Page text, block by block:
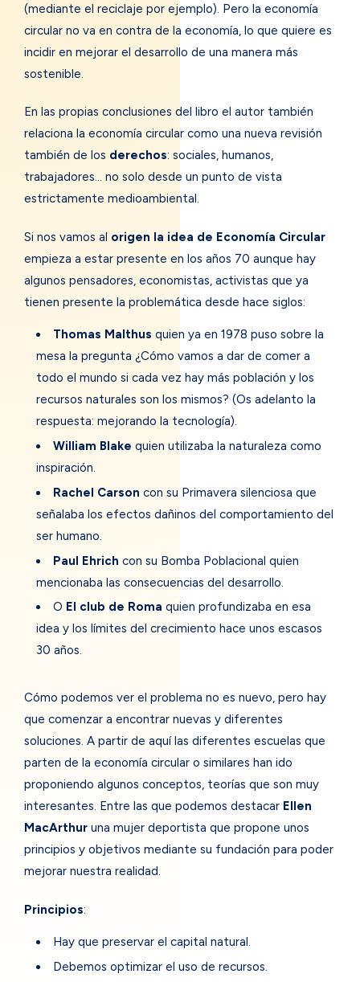
(mediante el reciclaje por ejemplo). Pero la economía
circular no va en contra de la economía, lo que quiere es
incidir en mejorar el desarrollo de una manera más
sostenible.
En las propias conclusiones del libro el autor también
relaciona la economía circular como una nueva revisión
también de los derechos: sociales, humanos,
trabajadores… no solo desde un punto de vista
estrictamente medioambiental.
Si nos vamos al origen la idea de Economía Circular
empieza a estar presente en los años 70 aunque hay
algunos pensadores, economistas, activistas que ya
tienen presente la problemática desde hace siglos:
Thomas Malthus quien ya en 1978 puso sobre la
mesa la pregunta ¿Cómo vamos a dar de comer a
todo el mundo si cada vez hay más población y los
recursos naturales son los mismos? (Os adelanto la
respuesta: mejorando la tecnología).
William Blake quien utilizaba la naturaleza como
inspiración.
Rachel Carson con su Primavera silenciosa que
señalaba los efectos dañinos del comportamiento del
ser humano.
Paul Ehrich con su Bomba Poblacional quien
mencionaba las consecuencias del desarrollo.
O El club de Roma quien profundizaba en esa
idea y los límites del crecimiento hace unos escasos
30 años.
Cómo podemos ver el problema no es nuevo, pero hay
que comenzar a encontrar nuevas y diferentes
soluciones. A partir de aquí las diferentes escuelas que
parten de la economía circular o similares han ido
proponiendo algunos conceptos, teorías que son muy
interesantes. Entre las que podemos destacar Ellen
MacArthur una mujer deportista que propone unos
principios y objetivos mediante su fundación para poder
mejorar nuestra realidad.
Principios:
Hay que preservar el capital natural.
Debemos optimizar el uso de recursos.